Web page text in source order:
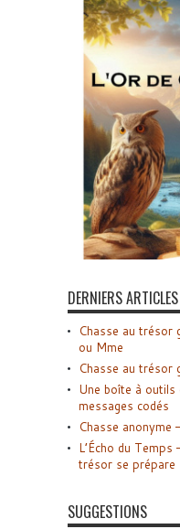
DERNIERS ARTICLES
Chasse au trésor
ou Mme
Chasse au trésor
Une boîte à
messages codés
Chasse anonyme
L’Écho du Temps
trésor se prépare
SUGGESTIONS